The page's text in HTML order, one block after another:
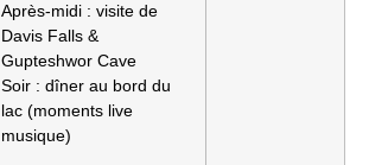
Après-midi : visite de
Davis Falls &
Gupteshwor Cave
Soir : dîner au bord du
lac (moments live
musique)